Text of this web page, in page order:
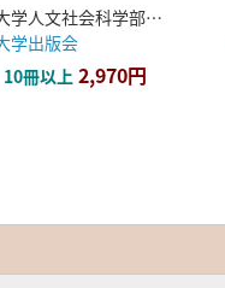
弘前大学人文社会科学部北日本考古学研究センター 編
学出版会
10冊以上 2,970円